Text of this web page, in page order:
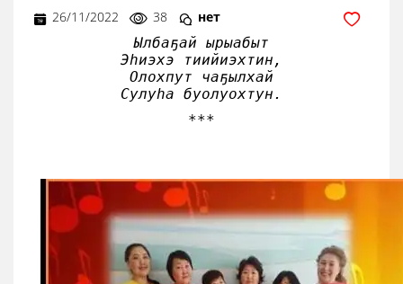
26/11/2022 38
нет
Ылбаҕай ырыабыт
Эһиэхэ тиийиэхтин,
Олохпут чаҕылхай
Сулуһа буолуохтун.